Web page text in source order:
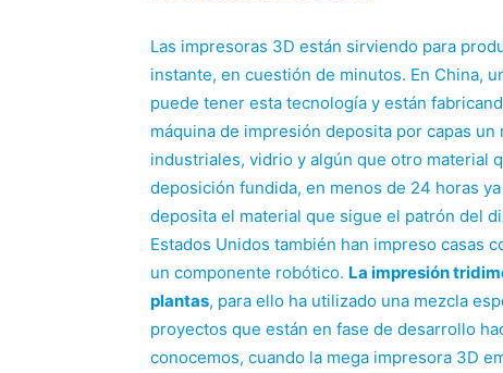
Las impresoras 3D están sirviendo para
instante, en cuestión de minutos. En China,
puede tener esta tecnología y están
máquina de impresión deposita por capas
industriales, vidrio y algún que otro material
deposición fundida, en menos de 24 horas
deposita el material que sigue el patrón del
Estados Unidos también han impreso casas
un componente robótico. La impresión
plantas, para ello ha utilizado una mezcla
proyectos que están en fase de desarrollo
conocemos, cuando la mega impresora 3D